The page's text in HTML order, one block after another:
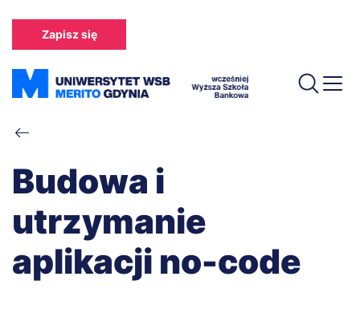
treści
Zapisz się
Ścieżka
nawigacyjna
Budowa i
utrzymanie
aplikacji no-code